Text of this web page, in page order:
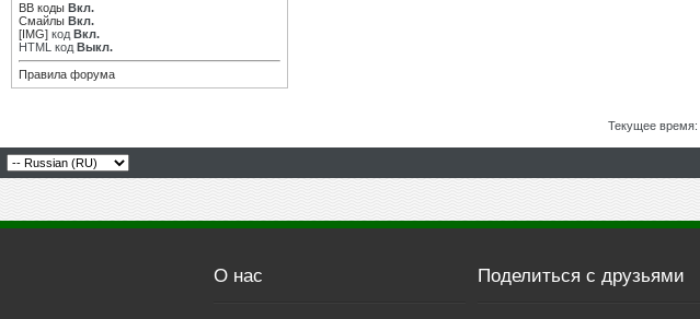
BB коды Вкл.
Смайлы Вкл.
[IMG] код Вкл.
HTML код Выкл.
Правила форума
Текущее время:
О нас Поделиться с друзьями